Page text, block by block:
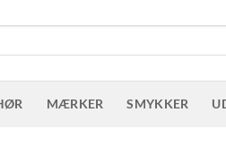
MÆRKER SMYKKER